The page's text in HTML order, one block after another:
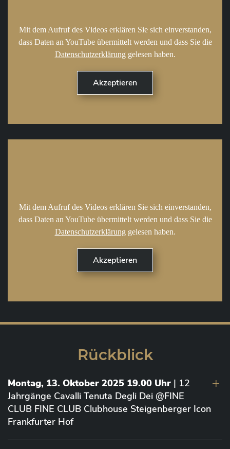
Mit dem Aufruf des Videos erklären Sie sich einverstanden,
dass Daten an YouTube übermittelt werden und dass Sie die
Datenschutzerklärung gelesen haben.
Mit dem Aufruf des Videos erklären Sie sich einverstanden,
dass Daten an YouTube übermittelt werden und dass Sie die
Datenschutzerklärung gelesen haben.
Rückblick
Montag, 13. Oktober 2025 19.00 Uhr | 12
Jahrgänge Cavalli Tenuta Degli Dei @FINE
CLUB FINE CLUB Clubhouse Steigenberger Icon
Frankfurter Hof